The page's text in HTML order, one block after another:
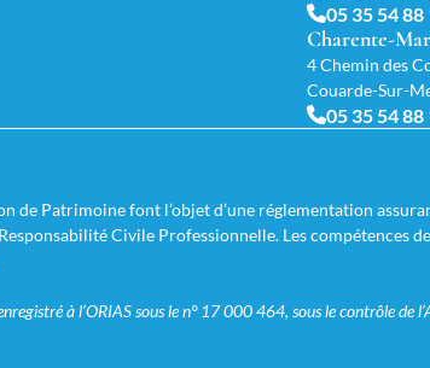
05 35 54 88
Charente-
4 Chemin des
Couarde-Sur-
05 35 54 88
de Patrimoine font l’objet d’une réglementation
Civile Professionnelle. Les compétences
à l’ORIAS sous le n° 17 000 464, sous le contrôle de